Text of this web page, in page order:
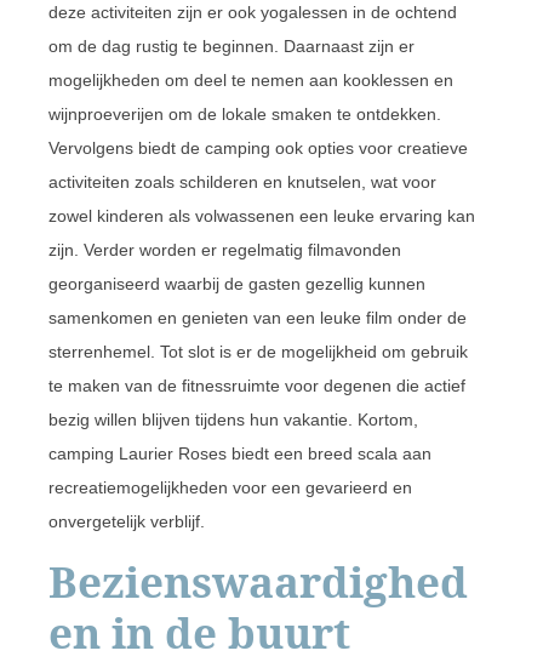
deze activiteiten zijn er ook yogalessen in de ochtend
om de dag rustig te beginnen. Daarnaast zijn er
mogelijkheden om deel te nemen aan kooklessen en
wijnproeverijen om de lokale smaken te ontdekken.
Vervolgens biedt de camping ook opties voor creatieve
activiteiten zoals schilderen en knutselen, wat voor
zowel kinderen als volwassenen een leuke ervaring kan
zijn. Verder worden er regelmatig filmavonden
georganiseerd waarbij de gasten gezellig kunnen
samenkomen en genieten van een leuke film onder de
sterrenhemel. Tot slot is er de mogelijkheid om gebruik
te maken van de fitnessruimte voor degenen die actief
bezig willen blijven tijdens hun vakantie. Kortom,
camping Laurier Roses biedt een breed scala aan
recreatiemogelijkheden voor een gevarieerd en
onvergetelijk verblijf.
Bezienswaardighed
en in de buurt